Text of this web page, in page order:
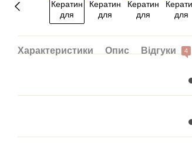
Характеристики Опис Відгуки 4